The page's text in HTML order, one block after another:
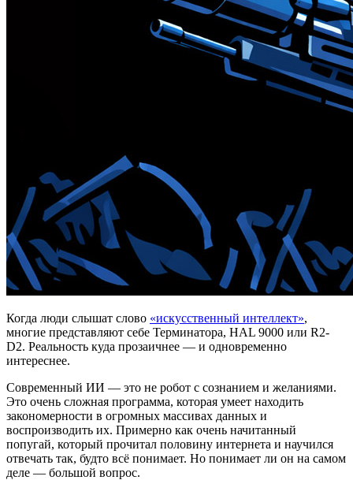
Когда люди слышат слово «искусственный интеллект»,
многие представляют себе Терминатора, HAL 9000 или R2-
D2. Реальность куда прозаичнее — и одновременно
интереснее.
Современный ИИ — это не робот с сознанием и желаниями.
Это очень сложная программа, которая умеет находить
закономерности в огромных массивах данных и
воспроизводить их. Примерно как очень начитанный
попугай, который прочитал половину интернета и научился
отвечать так, будто всё понимает. Но понимает ли он на самом
деле — большой вопрос.